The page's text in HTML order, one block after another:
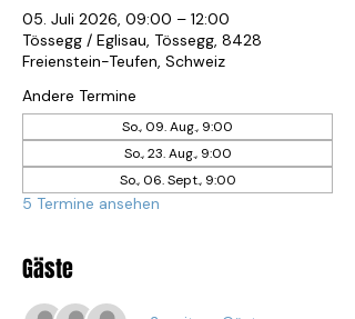
05. Juli 2026, 09:00 – 12:00
Tössegg / Eglisau, Tössegg, 8428
Freienstein-Teufen, Schweiz
Andere Termine
So., 09. Aug., 9:00
So., 23. Aug., 9:00
So., 06. Sept., 9:00
5 Termine ansehen
Gäste